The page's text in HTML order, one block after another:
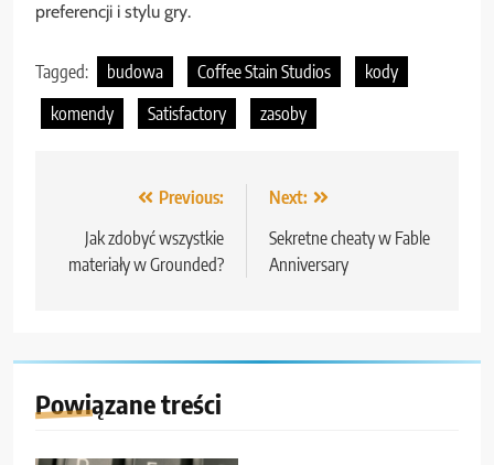
preferencji i stylu gry.
Tagged: budowa Coffee Stain Studios
kody
komendy
Satisfactory zasoby
Nawigacja
wpisu
Previous:
Jak zdobyć wszystkie
materiały w Grounded?
Next:
Sekretne cheaty w Fable
Anniversary
Powiązane treści